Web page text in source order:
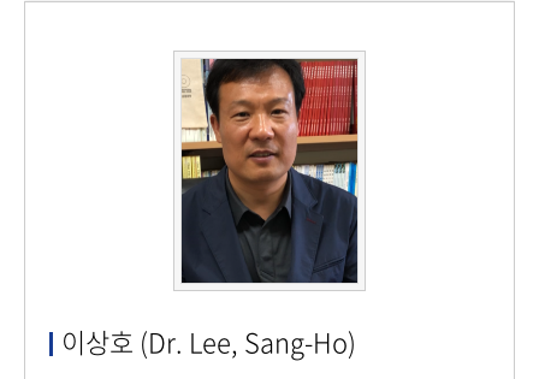
이상호 (Dr. Lee, Sang-Ho)